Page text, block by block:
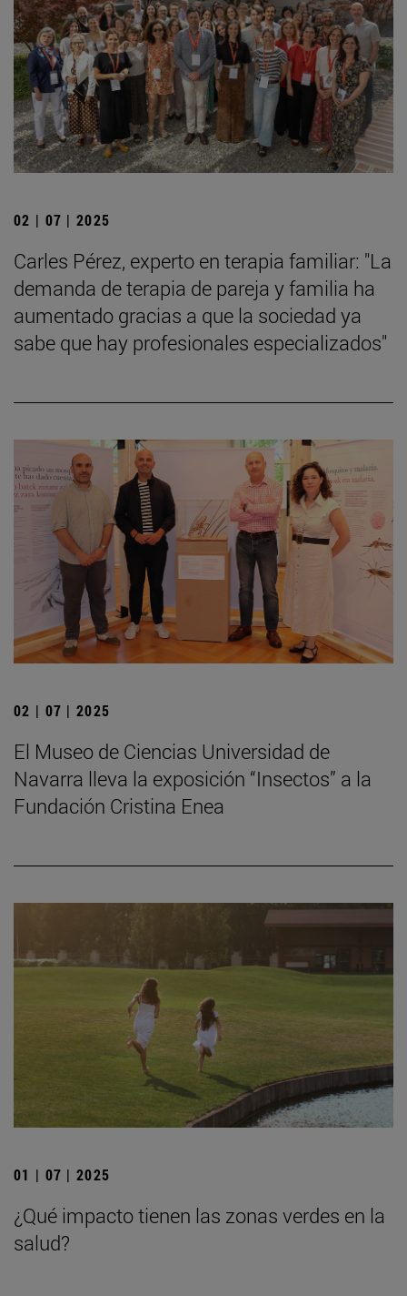
02 | 07 | 2025
Carles Pérez, experto en terapia familiar: "La
demanda de terapia de pareja y familia ha
aumentado gracias a que la sociedad ya
sabe que hay profesionales especializados"
02 | 07 | 2025
El Museo de Ciencias Universidad de
Navarra lleva la exposición “Insectos” a la
Fundación Cristina Enea
01 | 07 | 2025
¿Qué impacto tienen las zonas verdes en la
salud?